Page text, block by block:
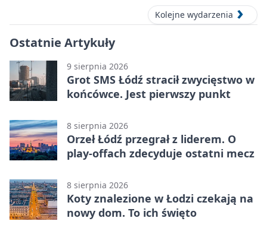
Kolejne wydarzenia
Ostatnie Artykuły
9 sierpnia 2026
Grot SMS Łódź stracił zwycięstwo w
końcówce. Jest pierwszy punkt
8 sierpnia 2026
Orzeł Łódź przegrał z liderem. O
play-offach zdecyduje ostatni mecz
8 sierpnia 2026
Koty znalezione w Łodzi czekają na
nowy dom. To ich święto